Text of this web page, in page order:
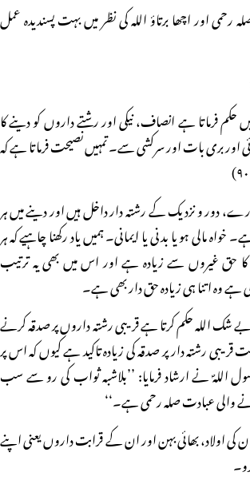
اور اچھا برتاؤ اللہ کی نظر میں بہت پسندیدہ عمل
حکم فرماتا ہے انصاف، نیکی اور رشتے داروں کو دینے کا
اور بری بات اور سرکشی سے۔ تمہیں نصیحت فرماتا ہے کہ
دور و نزدیک کے رشتہ دار داخل ہیں اور دینے میں ہر
مالی ہو یا بدنی یا ایمانی۔ ہمیں یاد رکھنا چاہیے کہ ہر
حق غیروں سے زیادہ ہے اور اس میں بھی یہ ترتیب
ہے وہ اتنا ہی زیادہ حق دار بھی ہے۔
شک اللہ حکم کرتا ہے قریبی رشتہ داروں پر صدقہ کرنے
رشتہ دار پر صدقہ کی زیادہ تاکید ہے کیوں کہ اس پر
اللہؐ نے ارشاد فرمایا: ’’بلاشبہ ثواب کی رو سے سب
والی عبادت صلہ رحمی ہے۔‘‘
اولاد، بھائی بہن اور ان کے قرابت داروں یعنی اپنے